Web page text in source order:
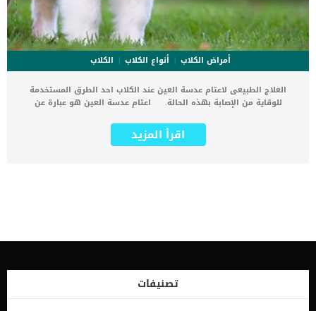
أمراض الكلاب أنواع الكلاب
الكلاب
العلاج الطبيعى لاعتام عدسة العين عند الكلاب احد الطرق المستخدمة
للوقاية من الإصابة بهذه الحالة. اعتام عدسة العين هو عبارة عن
اصابة الكلب باعتام العين الى عوامل وراثية بالاضافة الى الامراض
المتعلقة بالشيخوخة. كما ان الاصابة بمرض السكر تعتبر من ضمن الأسباب
تتردد وتوجه فورا الى العيادة البيطرية, سيقدم لك الطبيب البيطرى خطة
عدسة العين عند الكلاب فى البداية عليك ان تعرف انها تشمل العلاجات
الطبيعية لإعتام عدسة العين إعطاء الفيتامينات ومضادات الأكسدة
التكميلية. فيتامين سى يساعد على تحفيز الرؤية عند الكلب وتتم إدارة
اقرأ المزيد
تصنيفات